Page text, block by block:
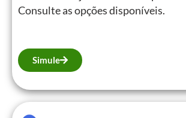
Consulte as opções disponíveis.
Simule